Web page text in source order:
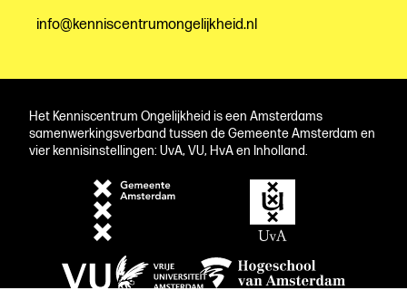
info@kenniscentrumongelijkheid.nl
Het Kenniscentrum Ongelijkheid is een Amsterdams
samenwerkingsverband tussen de Gemeente Amsterdam en
vier kennisinstellingen: UvA, VU, HvA en Inholland.